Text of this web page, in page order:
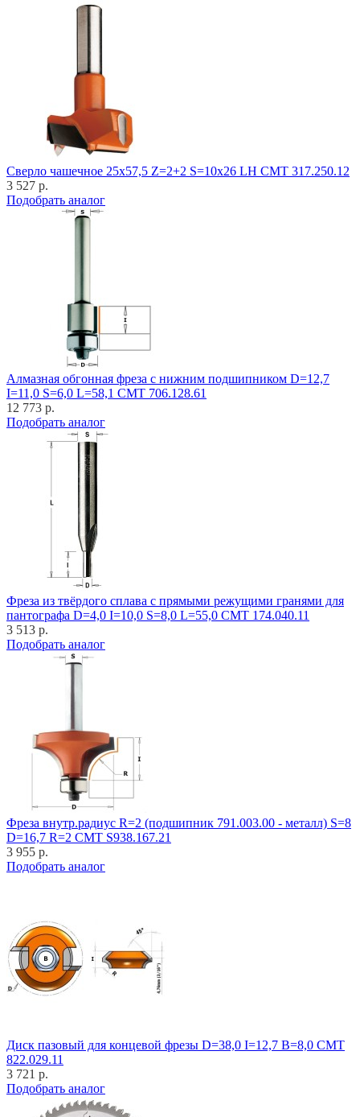
Cверло чашечное 25x57,5 Z=2+2 S=10x26 LH CMT 317.250.12
3 527 р.
Подобрать аналог
Алмазная обгонная фреза с нижним подшипником D=12,7
I=11,0 S=6,0 L=58,1 CMT 706.128.61
12 773 р.
Подобрать аналог
Фреза из твёрдого сплава с прямыми режущими гранями для
пантографа D=4,0 I=10,0 S=8,0 L=55,0 CMT 174.040.11
3 513 р.
Подобрать аналог
Фреза внутр.радиус R=2 (подшипник 791.003.00 - металл) S=8
D=16,7 R=2 CMT S938.167.21
3 955 р.
Подобрать аналог
Диск пазовый для концевой фрезы D=38,0 I=12,7 B=8,0 CMT
822.029.11
3 721 р.
Подобрать аналог